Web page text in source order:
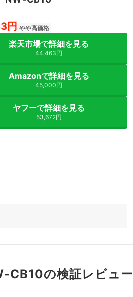
円 やや高価格
楽天市場で詳細を見る
44,463円
Amazonで詳細を見る
45,000円
ヤフーで詳細を見る
53,672円
CB10の検証レビュー